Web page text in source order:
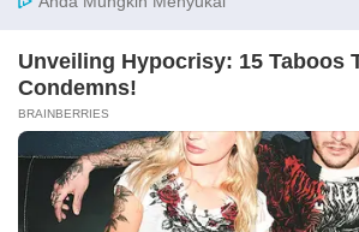
Follow Kabarbaru